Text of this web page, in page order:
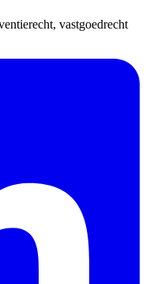
vastgoedrecht